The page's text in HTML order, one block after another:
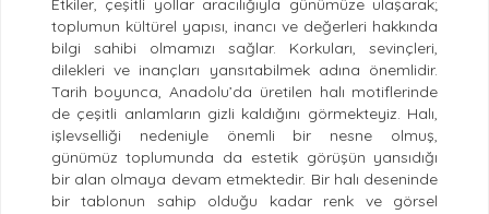
Etkiler, çeşitli yollar aracılığıyla günümüze ulaşarak;
toplumun kültürel yapısı, inancı ve değerleri hakkında
bilgi sahibi olmamızı sağlar. Korkuları, sevinçleri,
dilekleri ve inançları yansıtabilmek adına önemlidir.
Tarih boyunca, Anadolu’da üretilen halı motiflerinde
de çeşitli anlamların gizli kaldığını görmekteyiz. Halı,
işlevselliği nedeniyle önemli bir nesne olmuş,
günümüz toplumunda da estetik görüşün yansıdığı
bir alan olmaya devam etmektedir. Bir halı deseninde
bir tablonun sahip olduğu kadar renk ve görsel